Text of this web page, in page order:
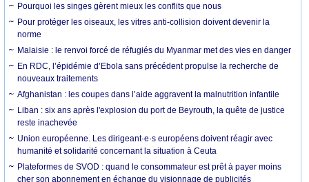
Pourquoi les singes gèrent mieux les conflits que nous
Pour protéger les oiseaux, les vitres anti-collision doivent devenir la
norme
Malaisie : le renvoi forcé de réfugiés du Myanmar met des vies en danger
En RDC, l’épidémie d’Ebola sans précédent propulse la recherche de
nouveaux traitements
Afghanistan : les coupes dans l’aide aggravent la malnutrition infantile
Liban : six ans après l'explosion du port de Beyrouth, la quête de justice
reste inachevée
Union européenne. Les dirigeant·e·s européens doivent réagir avec
humanité et solidarité concernant la situation à Ceuta
Plateformes de SVOD : quand le consommateur est prêt à payer moins
cher son abonnement en échange du visionnage de publicités